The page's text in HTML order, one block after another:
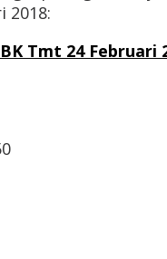
2018:
Tmt 24 Februari